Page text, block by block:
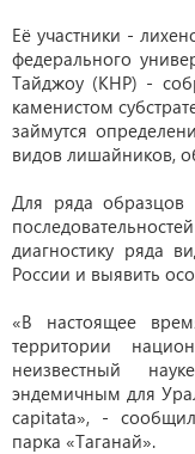
Её участники -
федерального
Тайджоу (КНР) -
каменистом
займутся
видов лишайников,
Для ряда образцов
диагностику ряда
России и выявить
«В настоящее
территории
неизвестный
эндемичным для
capitata», -
парка «Таганай».